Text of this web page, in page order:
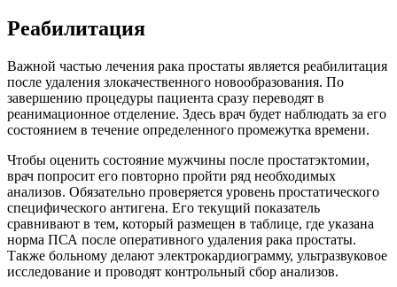
Реабилитация
Важной частью лечения рака простаты является реабилитация
после удаления злокачественного новообразования. По
завершению процедуры пациента сразу переводят в
реанимационное отделение. Здесь врач будет наблюдать за его
состоянием в течение определенного промежутка времени.
Чтобы оценить состояние мужчины после простатэктомии,
врач попросит его повторно пройти ряд необходимых
анализов. Обязательно проверяется уровень простатического
специфического антигена. Его текущий показатель
сравнивают в тем, который размещен в таблице, где указана
норма ПСА после оперативного удаления рака простаты.
Также больному делают электрокардиограмму, ультразвуковое
исследование и проводят контрольный сбор анализов.